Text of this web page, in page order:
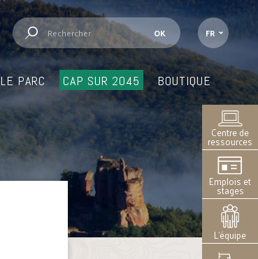
FR
LE PARC CAP SUR 2045 BOUTIQUE
Centre de
ressources
Emplois et
stages
L’équipe